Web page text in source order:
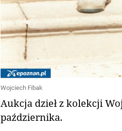
Wojciech Fibak
Aukcja dzieł z kolekcji
października.